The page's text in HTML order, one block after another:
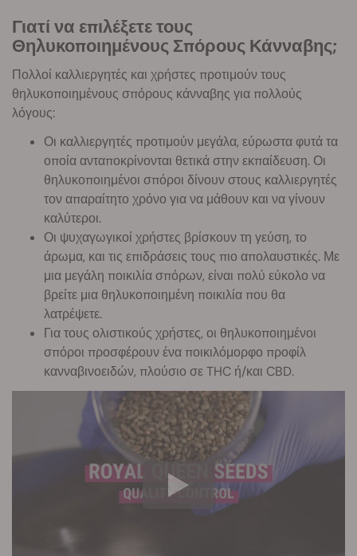
Γιατί να επιλέξετε τους
Θηλυκοποιημένους Σπόρους Κάνναβης;
Πολλοί καλλιεργητές και χρήστες προτιμούν τους
θηλυκοποιημένους σπόρους κάνναβης για πολλούς
λόγους:
Οι καλλιεργητές προτιμούν μεγάλα, εύρωστα φυτά τα
οποία ανταποκρίνονται θετικά στην εκπαίδευση. Οι
θηλυκοποιημένοι σπόροι δίνουν στους καλλιεργητές
τον απαραίτητο χρόνο για να μάθουν και να γίνουν
καλύτεροι.
Οι ψυχαγωγικοί χρήστες βρίσκουν τη γεύση, το
άρωμα, και τις επιδράσεις τους πιο απολαυστικές. Με
μια μεγάλη ποικιλία σπόρων, είναι πολύ εύκολο να
βρείτε μια θηλυκοποιημένη ποικιλία που θα
λατρέψετε.
Για τους ολιστικούς χρήστες, οι θηλυκοποιημένοι
σπόροι προσφέρουν ένα ποικιλόμορφο προφίλ
κανναβινοειδών, πλούσιο σε THC ή/και CBD.